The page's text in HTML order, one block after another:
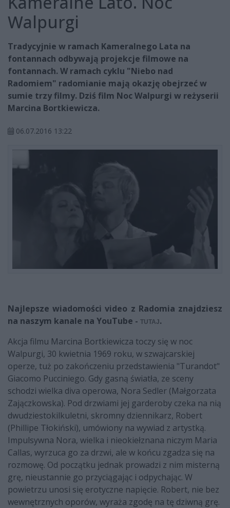
Walpurgi
Tradycyjnie w ramach Kameralnego Lata na
fontannach odbywają projekcje filmowe na
fontannach. W ramach cyklu "Niebo nad
Radomiem" radomianie mają okazję obejrzeć w
sumie trzy filmy. Dziś film Noc Walpurgi w reżyserii
Marcina Bortkiewicza.
06.07.2016 13:22
Najlepsze wiadomości video z Radomia znajdziesz
na naszym kanale na YouTube - TUTAJ.
Akcja filmu Marcina Bortkiewicza toczy się w noc
Walpurgi, 30 kwietnia 1969 roku, w szwajcarskiej
operze, tuż po zakończeniu przedstawienia "Turandot"
Giacomo Pucciniego. Gdy gasną światła, ze sceny
schodzi wielka diva operowa, Nora Sedler (Małgorzata
Zajączkowska). Pod drzwiami jej garderoby czeka na nią
dwudziestokilkuletni, skromny dziennikarz, Robert
(Phillipe Tłokiński), umówiony na wywiad z artystką.
Impulsywna Nora, wielka i nieokiełznana niczym Maria
Callas, wyrzuca go za drzwi, ale w końcu zgadza się na
rozmowę. Od początku jednak prowadzi z nim misterną
grę, nieustannie go przyciągając i odpychając. W
powietrzu unosi się erotyczne napięcie. Robert, nie bez
wewnętrznych oporów, wyraża zgodę na tę dziwną grę.